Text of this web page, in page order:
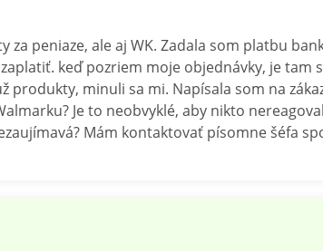
za peniaze, ale aj WK. Zadala som platbu
keď pozriem moje objednávky, je tam
produkty, minuli sa mi. Napísala som na
Je to neobvyklé, aby nikto
Mám kontaktovať písomne šéfa